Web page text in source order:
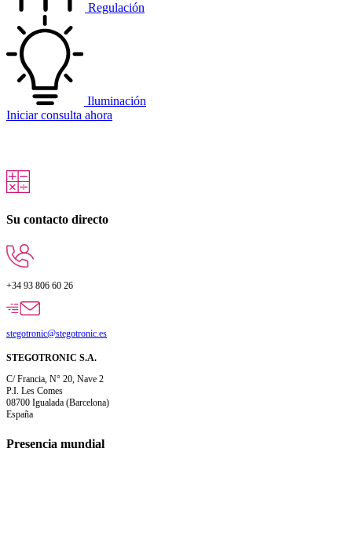
Regulación
Iluminación
Iniciar consulta ahora
Su contacto directo
+34 93 806 60 26
stegotronic@stegotronic.es
STEGOTRONIC S.A.
C/ Francia, N° 20, Nave 2
P.I. Les Comes
08700 Igualada (Barcelona)
España
Presencia mundial